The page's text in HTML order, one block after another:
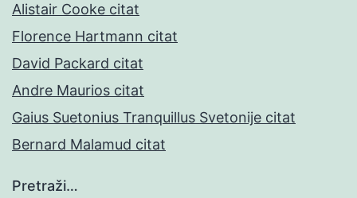
Alistair Cooke citat
Florence Hartmann citat
David Packard citat
Andre Maurios citat
Gaius Suetonius Tranquillus Svetonije citat
Bernard Malamud citat
Pretraži…